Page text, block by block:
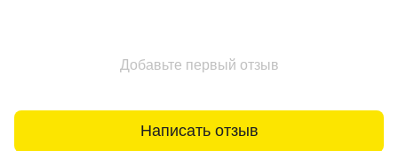
Добавьте первый отзыв
Написать отзыв